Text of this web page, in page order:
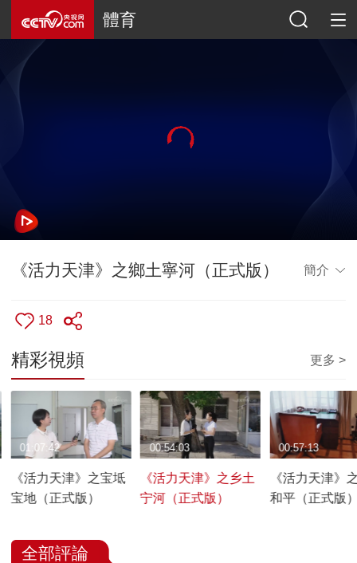
體育
《活力天津》之鄉土寧河（正式版） 簡介
18
精彩視頻 更多 >
《活力天津》之宝坻
宝地（正式版）
01:07:42
《活力天津》之乡土
宁河（正式版）
00:54:03
《活力天津》
和平（正式版
00:57:13
全部評論